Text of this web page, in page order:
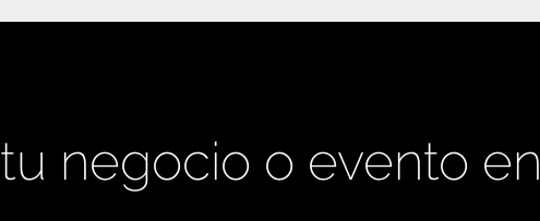
tu negocio o evento en